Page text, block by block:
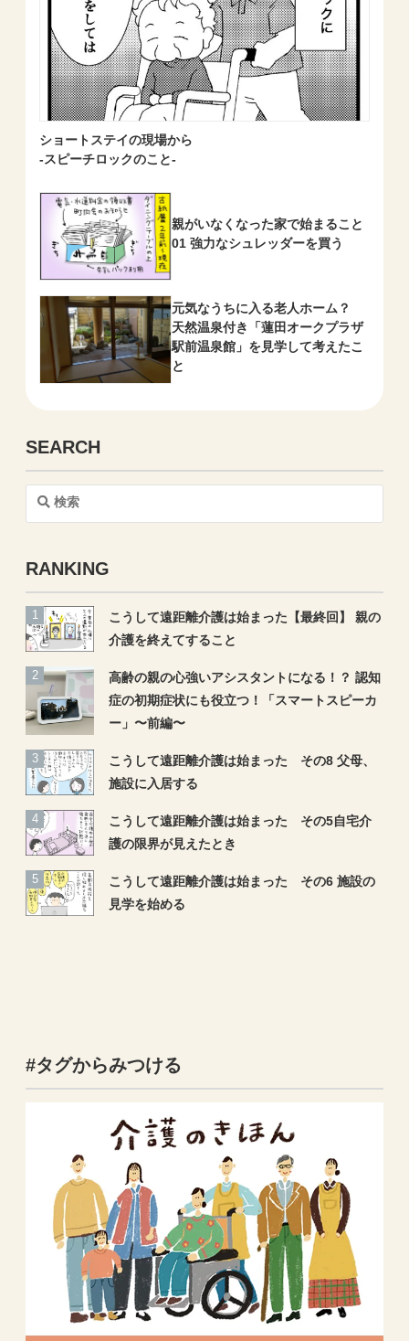
ショートステイの現場から
-スピーチロックのこと-
親がいなくなった家で始まること
01 強力なシュレッダーを買う
元気なうちに入る老人ホーム？
天然温泉付き「蓮田オークプラザ
駅前温泉館」を見学して考えたこ
と
SEARCH
索
RANKING
こうして遠距離介護は始まった【最終回】 親の
介護を終えてすること
高齢の親の心強いアシスタントになる！？ 認知
症の初期症状にも役立つ！「スマートスピーカ
ー」〜前編〜
こうして遠距離介護は始まった その8 父母、
施設に入居する
こうして遠距離介護は始まった その5自宅介
護の限界が見えたとき
こうして遠距離介護は始まった その6 施設の
見学を始める
#タグからみつける